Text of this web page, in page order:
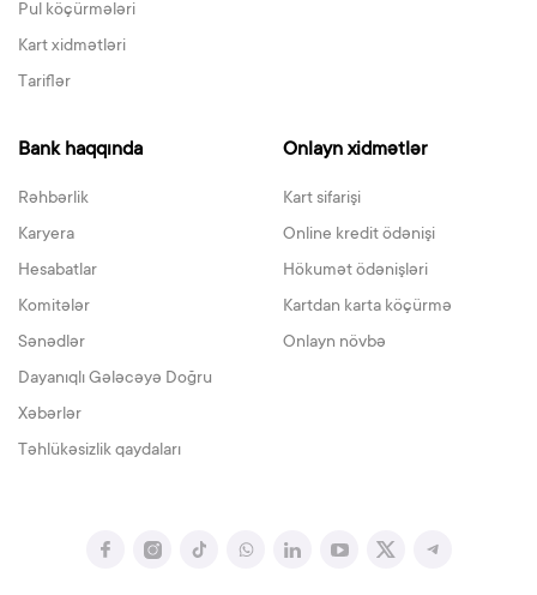
Pul köçürmələri
Kart xidmətləri
Tariflər
Bank haqqında
Rəhbərlik
Karyera
Hesabatlar
Komitələr
Sənədlər
Dayanıqlı Gələcəyə Doğru
Xəbərlər
Təhlükəsizlik qaydaları
Onlayn xidmətlər
Kart sifarişi
Online kredit ödənişi
Hökumət ödənişləri
Kartdan karta köçürmə
Onlayn növbə